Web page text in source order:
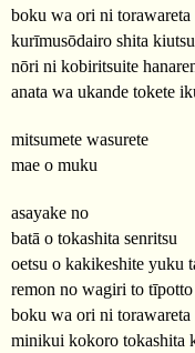
boku wa ori ni torawareta
kurīmusōdairo shita
nōri ni kobiritsuite
anata wa ukande tokete
mitsumete wasurete
mae o muku
asayake no
batā o tokashita senritsu
oetsu o kakikeshite yuku
remon no wagiri to tīpotto
boku wa ori ni torawareta
minikui kokoro tokashita